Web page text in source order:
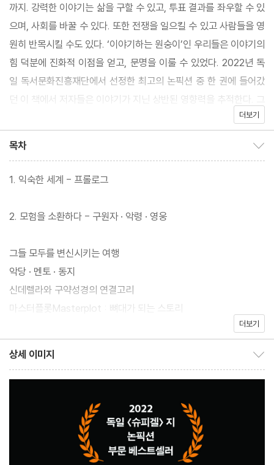
까지. 강력한 이야기는 삶을 구할 수 있고, 투표 결과를 좌우할 수 있
으며, 사회를 바꿀 수 있다. 또한 전쟁을 일으킬 수 있고 사람들을 영
원히 반목시킬 수도 있다. ‘이야기하는 원숭이’인 우리들은 이야기의
힘 덕분에 진화적 이점을 얻고, 문명을 이룰 수 있었다. 2022년 독
일 독서문화진흥재단에서 선정한 최고의 논픽션 중 한 권에 들어갔
던 이 책에서 저자들은 이야기가 지닌 상반된 영향력을 추적한다. 그
들은 어떤 이야기가 오늘날 우리를 위험에 빠뜨리는지 그리고 우리
있다.
더보기
목차
1. 익숙한 세계 - 프롤로그
2. 모험을 소환하다 - 구원자 · 악령 · 영웅
그들 모두를 변신시키는 여행
악당 · 멘토 · 동지
신데렐라와 구약성경의 연결고리
마스터플롯Masterplot : 뼈대가 되는 스토리
3. 거부 - 나는 어떻게 나만의 영웅이 되는가?
죽은 원숭이는 이야기하지 않는다
이야기꾼 인간-호모 나랜스Homo Narrans
머릿속 작가의 방Writer’s Room
더보기
상세 이미지